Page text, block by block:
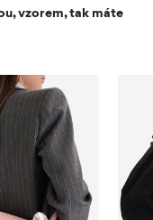
vzorem, tak máte